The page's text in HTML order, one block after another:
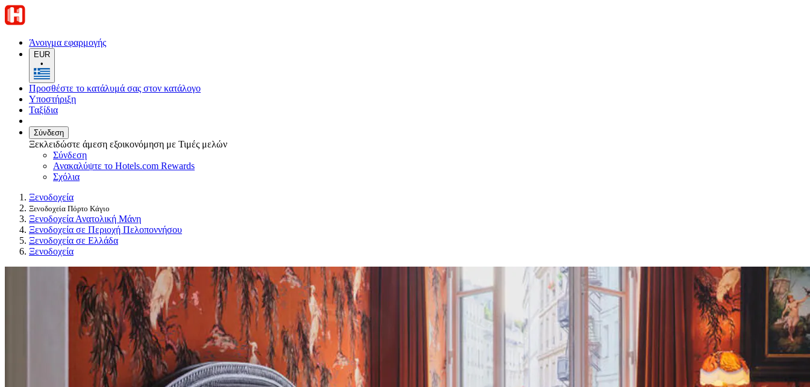
Άνοιγμα εφαρμογής
EUR
•
Προσθέστε το κατάλυμά σας στον κατάλογο
Υποστήριξη
Ταξίδια
Σύνδεση
Ξεκλειδώστε άμεση εξοικονόμηση με Τιμές μελών
Σύνδεση
Ανακαλύψτε το Hotels.com Rewards
Σχόλια
Ξενοδοχεία
Ξενοδοχεία Πόρτο Κάγιο
Ξενοδοχεία Ανατολική Μάνη
Ξενοδοχεία σε Περιοχή Πελοποννήσου
Ξενοδοχεία σε Ελλάδα
Ξενοδοχεία